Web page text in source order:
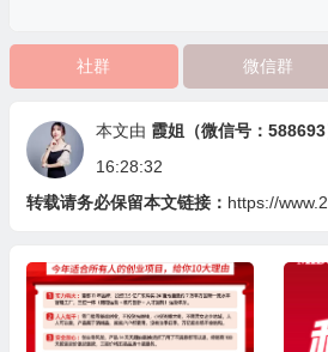
社群 微信群
本文由 霞姐（微信号：588693
16:28:32
转载请务必保留本文链接： https://